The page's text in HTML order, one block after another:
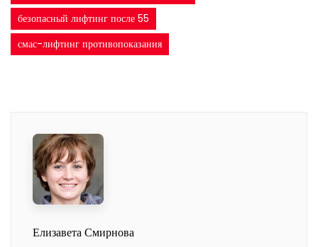
безопасный лифтинг после 55
смас-лифтинг противопоказания
Елизавета Смирнова